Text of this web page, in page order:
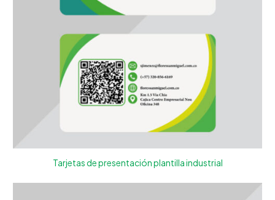
Tarjetas de presentación plantilla industrial